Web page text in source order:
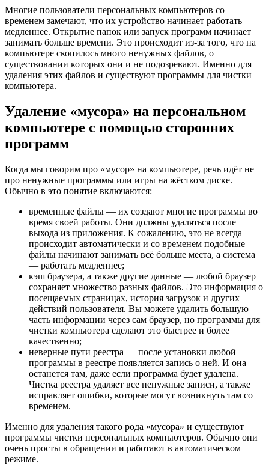
Многие пользователи персональных компьютеров со
временем замечают, что их устройство начинает работать
медленнее. Открытие папок или запуск программ начинает
занимать больше времени. Это происходит из-за того, что на
компьютере скопилось много ненужных файлов, о
существовании которых они и не подозревают. Именно для
удаления этих файлов и существуют программы для чистки
компьютера.
Удаление «мусора» на персональном
компьютере с помощью сторонних
программ
Когда мы говорим про «мусор» на компьютере, речь идёт не
про ненужные программы или игры на жёстком диске.
Обычно в это понятие включаются:
временные файлы — их создают многие программы во
время своей работы. Они должны удаляться после
выхода из приложения. К сожалению, это не всегда
происходит автоматически и со временем подобные
файлы начинают занимать всё больше места, а система
— работать медленнее;
кэш браузера, а также другие данные — любой браузер
сохраняет множество разных файлов. Это информация о
посещаемых страницах, история загрузок и других
действий пользователя. Вы можете удалить бо́льшую
часть информации через сам браузер, но программы для
чистки компьютера сделают это быстрее и более
качественно;
неверные пути реестра — после установки любой
программы в реестре появляется запись о ней. И она
останется там, даже если программа будет удалена.
Чистка реестра удаляет все ненужные записи, а также
исправляет ошибки, которые могут возникнуть там со
временем.
Именно для удаления такого рода «мусора» и существуют
программы чистки персональных компьютеров. Обычно они
очень просты в обращении и работают в автоматическом
режиме.